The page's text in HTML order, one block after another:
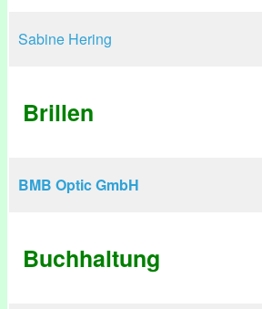
Sabine Hering
Brillen
BMB Optic GmbH
Buchhaltung